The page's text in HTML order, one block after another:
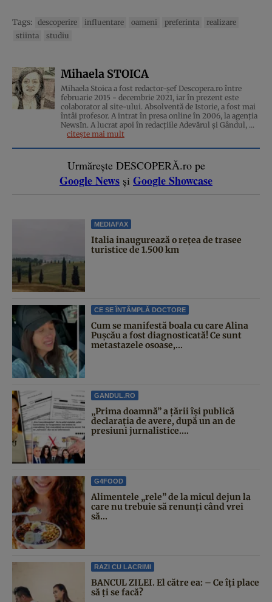
Tags: descoperire influentare oameni preferinta
realizare
stiinta
studiu
Mihaela STOICA
Mihaela Stoica a fost redactor-șef Descopera.ro între
februarie 2015 - decembrie 2021, iar în prezent este
colaborator al site-ului. Absolventă de Istorie, a fost mai
întâi profesor. A intrat în presa online în 2006, la agenţia
NewsIn. A lucrat apoi în redacţiile Adevărul şi Gândul, ...
citește mai mult
Urmărește DESCOPERĂ.ro pe
Google News și Google Showcase
MEDIAFAX
Italia inaugurează o rețea de trasee
turistice de 1.500 km
CE SE ÎNTÂMPLĂ DOCTORE
Cum se manifestă boala cu care Alina
Pușcău a fost diagnosticată! Ce sunt
metastazele osoase,...
GANDUL.RO
„Prima doamnă” a țării își publică
declarația de avere, după un an de
presiuni jurnalistice....
G4FOOD
Alimentele „rele” de la micul dejun la
care nu trebuie să renunți când vrei
să...
RAZI CU LACRIMI
BANCUL ZILEI. El către ea: – Ce îți place
să ți se facă?